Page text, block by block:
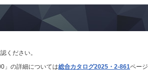
ください。
」の詳細については総合カタログ2025・2-861ページ